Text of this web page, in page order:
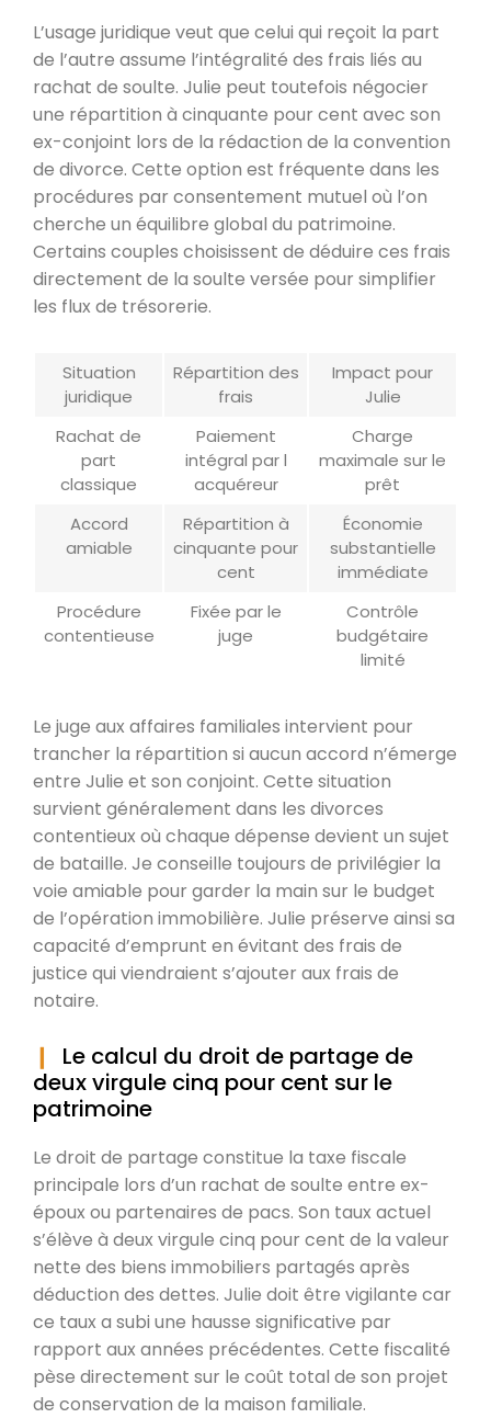
L’usage juridique veut que celui qui reçoit la part
de l’autre assume l’intégralité des frais liés au
rachat de soulte. Julie peut toutefois négocier
une répartition à cinquante pour cent avec son
ex-conjoint lors de la rédaction de la convention
de divorce. Cette option est fréquente dans les
procédures par consentement mutuel où l’on
cherche un équilibre global du patrimoine.
Certains couples choisissent de déduire ces frais
directement de la soulte versée pour simplifier
les flux de trésorerie.
Situation
juridique
Répartition des
frais
Impact pour
Julie
Rachat de
part
classique
Paiement
intégral par l
acquéreur
Charge
maximale sur le
prêt
Accord
amiable
Répartition à
cinquante pour
cent
Économie
substantielle
immédiate
Procédure
contentieuse
Fixée par le
juge
Contrôle
budgétaire
limité
Le juge aux affaires familiales intervient pour
trancher la répartition si aucun accord n’émerge
entre Julie et son conjoint. Cette situation
survient généralement dans les divorces
contentieux où chaque dépense devient un sujet
de bataille. Je conseille toujours de privilégier la
voie amiable pour garder la main sur le budget
de l’opération immobilière. Julie préserve ainsi sa
capacité d’emprunt en évitant des frais de
justice qui viendraient s’ajouter aux frais de
notaire.
Le calcul du droit de partage de
deux virgule cinq pour cent sur le
patrimoine
Le droit de partage constitue la taxe fiscale
principale lors d’un rachat de soulte entre ex-
époux ou partenaires de pacs. Son taux actuel
s’élève à deux virgule cinq pour cent de la valeur
nette des biens immobiliers partagés après
déduction des dettes. Julie doit être vigilante car
ce taux a subi une hausse significative par
rapport aux années précédentes. Cette fiscalité
pèse directement sur le coût total de son projet
de conservation de la maison familiale.